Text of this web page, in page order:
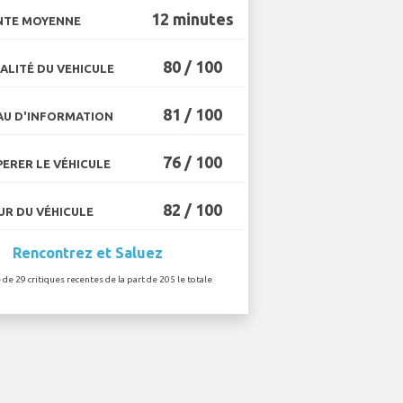
MOYENNE 12 minutes
DU VEHICULE 80 / 100
D'INFORMATION 81 / 100
LE VÉHICULE 76 / 100
DU VÉHICULE 82 / 100
Rencontrez et Saluez
de 29 critiques recentes de la part de 205 le totale